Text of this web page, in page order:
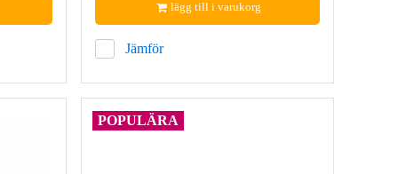
Jämför
lägg till i varukorg
POPULÄRA